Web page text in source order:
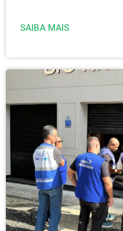
SAIBA MAIS